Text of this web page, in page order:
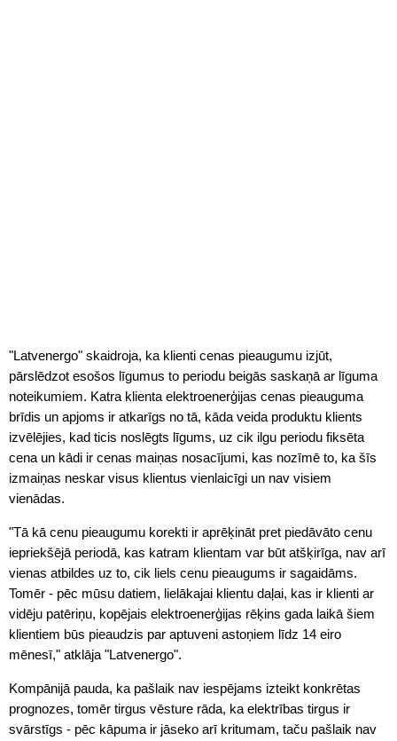
"Latvenergo" skaidroja, ka klienti cenas pieaugumu izjūt,
pārslēdzot esošos līgumus to periodu beigās saskaņā ar līguma
noteikumiem. Katra klienta elektroenerģijas cenas pieauguma
brīdis un apjoms ir atkarīgs no tā, kāda veida produktu klients
izvēlējies, kad ticis noslēgts līgums, uz cik ilgu periodu fiksēta
cena un kādi ir cenas maiņas nosacījumi, kas nozīmē to, ka šīs
izmaiņas neskar visus klientus vienlaicīgi un nav visiem
vienādas.
"Tā kā cenu pieaugumu korekti ir aprēķināt pret piedāvāto cenu
iepriekšējā periodā, kas katram klientam var būt atšķirīga, nav arī
vienas atbildes uz to, cik liels cenu pieaugums ir sagaidāms.
Tomēr - pēc mūsu datiem, lielākajai klientu daļai, kas ir klienti ar
vidēju patēriņu, kopējais elektroenerģijas rēķins gada laikā šiem
klientiem būs pieaudzis par aptuveni astoņiem līdz 14 eiro
mēnesī," atklāja "Latvenergo".
Kompānijā pauda, ka pašlaik nav iespējams izteikt konkrētas
prognozes, tomēr tirgus vēsture rāda, ka elektrības tirgus ir
svārstīgs - pēc kāpuma ir jāseko arī kritumam, taču pašlaik nav